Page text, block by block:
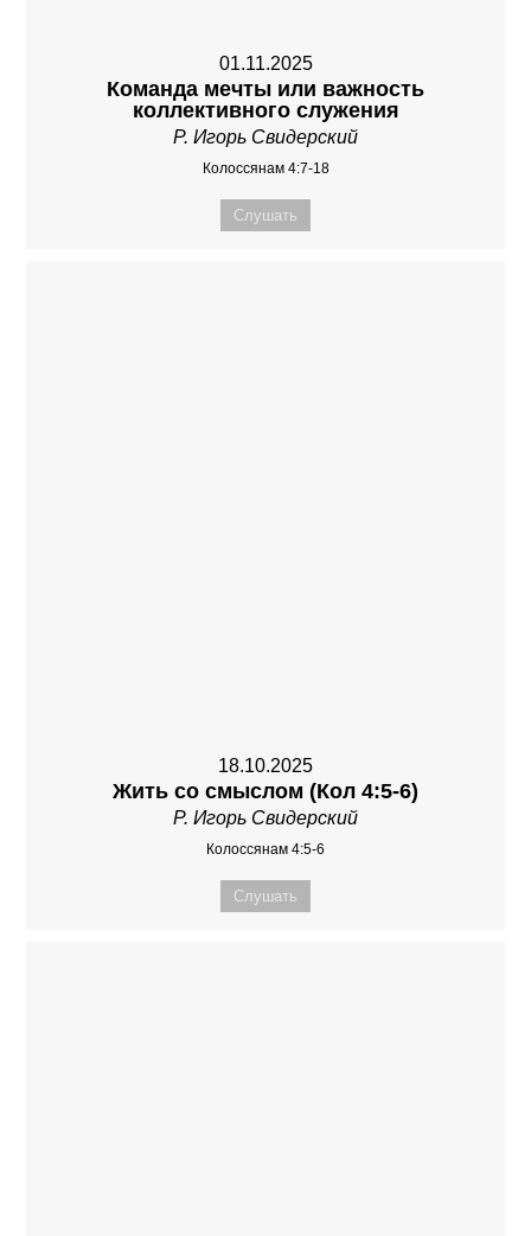
01.11.2025
Команда мечты или важность
коллективного служения
Р. Игорь Свидерский
Колоссянам 4:7-18
Слушать
18.10.2025
Жить со смыслом (Кол 4:5-6)
Р. Игорь Свидерский
Колоссянам 4:5-6
Слушать